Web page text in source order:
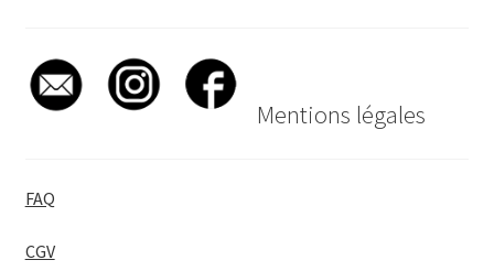
Mentions légales
FAQ
CGV